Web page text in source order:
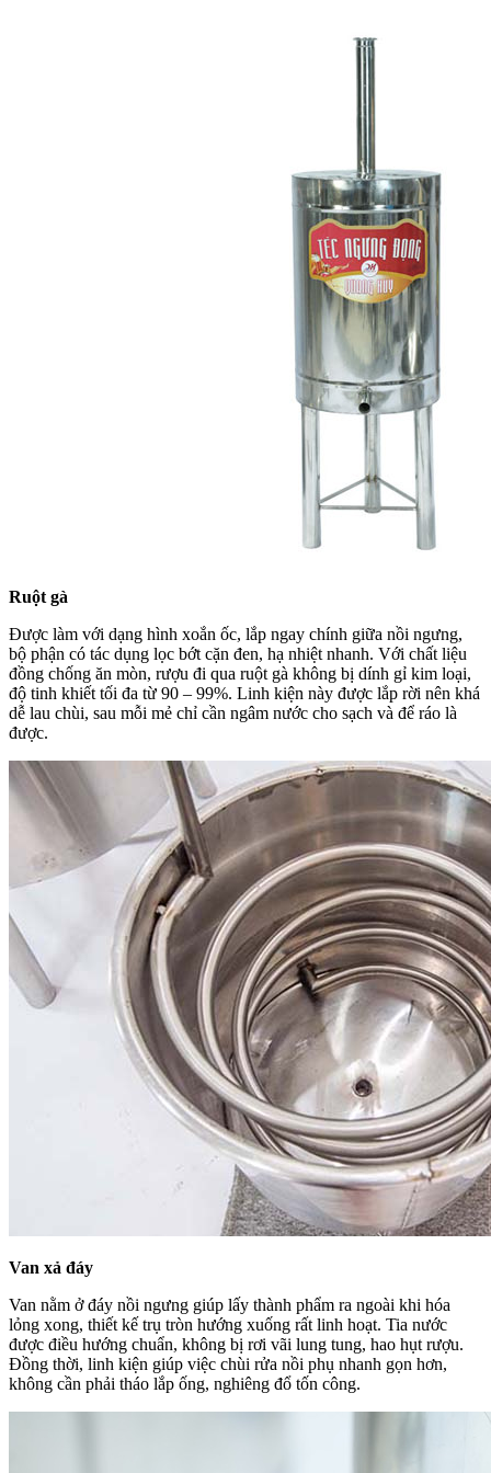
Ruột gà
Được làm với dạng hình xoắn ốc, lắp ngay chính giữa nồi ngưng,
bộ phận có tác dụng lọc bớt cặn đen, hạ nhiệt nhanh. Với chất liệu
đồng chống ăn mòn, rượu đi qua ruột gà không bị dính gỉ kim loại,
độ tinh khiết tối đa từ 90 – 99%. Linh kiện này được lắp rời nên khá
dễ lau chùi, sau mỗi mẻ chỉ cần ngâm nước cho sạch và để ráo là
được.
Van xả đáy
Van nằm ở đáy nồi ngưng giúp lấy thành phẩm ra ngoài khi hóa
lỏng xong, thiết kế trụ tròn hướng xuống rất linh hoạt. Tia nước
được điều hướng chuẩn, không bị rơi vãi lung tung, hao hụt rượu.
Đồng thời, linh kiện giúp việc chùi rửa nồi phụ nhanh gọn hơn,
không cần phải tháo lắp ống, nghiêng đổ tốn công.